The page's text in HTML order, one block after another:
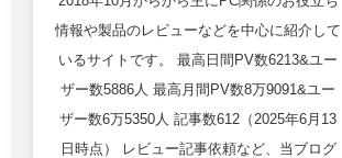
情報や製品のレビューなどを中心に紹介して
いるサイトです。 最高日間PV数6213&ユー
ザー数5886人 最高月間PV数8万9091&ユー
ザー数6万5350人 記事数612（2025年6月13
日時点） レビュー記事依頼など、当ブログ